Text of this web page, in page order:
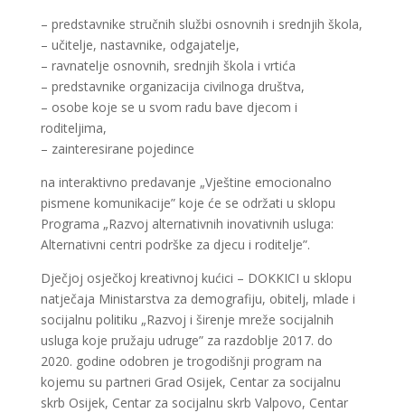
– predstavnike stručnih službi osnovnih i srednjih škola,
– učitelje, nastavnike, odgajatelje,
– ravnatelje osnovnih, srednjih škola i vrtića
– predstavnike organizacija civilnoga društva,
– osobe koje se u svom radu bave djecom i
roditeljima,
– zainteresirane pojedince
na interaktivno predavanje „Vještine emocionalno
pismene komunikacije” koje će se održati u sklopu
Programa „Razvoj alternativnih inovativnih usluga:
Alternativni centri podrške za djecu i roditelje”.
Dječjoj osječkoj kreativnoj kućici – DOKKICI u sklopu
natječaja Ministarstva za demografiju, obitelj, mlade i
socijalnu politiku „Razvoj i širenje mreže socijalnih
usluga koje pružaju udruge” za razdoblje 2017. do
2020. godine odobren je trogodišnji program na
kojemu su partneri Grad Osijek, Centar za socijalnu
skrb Osijek, Centar za socijalnu skrb Valpovo, Centar